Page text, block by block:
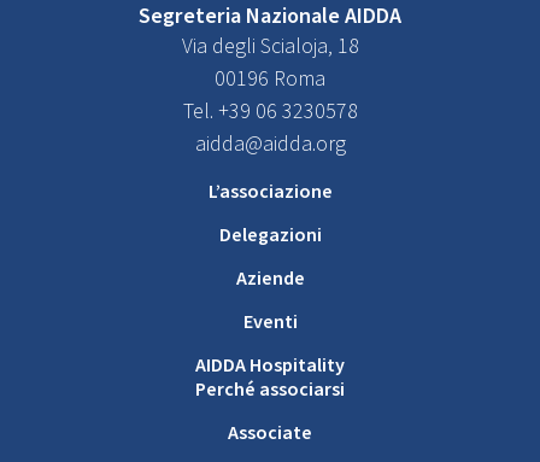
Segreteria Nazionale AIDDA
Via degli Scialoja, 18
00196 Roma
Tel. +39 06 3230578
aidda@aidda.org
L’associazione
Delegazioni
Aziende
Eventi
AIDDA Hospitality
Perché associarsi
Associate